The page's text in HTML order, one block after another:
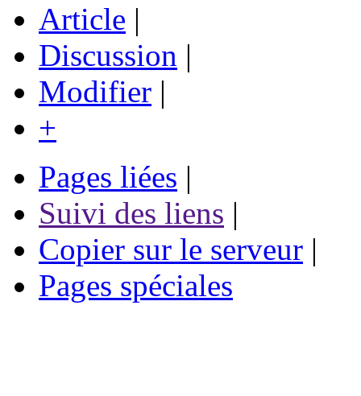
Article |
Discussion |
Modifier |
+
Pages liées |
Suivi des liens |
Copier sur le serveur |
Pages spéciales